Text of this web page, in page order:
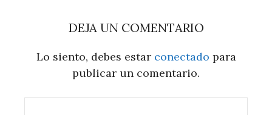
DEJA UN COMENTARIO
Lo siento, debes estar conectado para
publicar un comentario.